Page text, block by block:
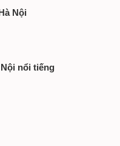
Nội
nổi tiếng